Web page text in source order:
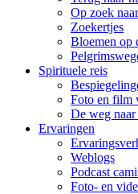
Op zoek
Zoekertjes
Bloemen op
Spirituele reis
Foto en film
De weg
Ervaringen
Weblogs
Podcast
Foto- en